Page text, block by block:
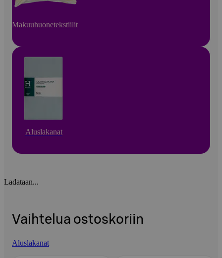
Makuuhuonetekstiilit
Aluslakanat
Ladataan...
Vaihtelua ostoskoriin
Aluslakanat